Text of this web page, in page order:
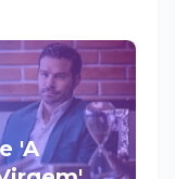
'A